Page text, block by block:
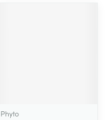
Phyto